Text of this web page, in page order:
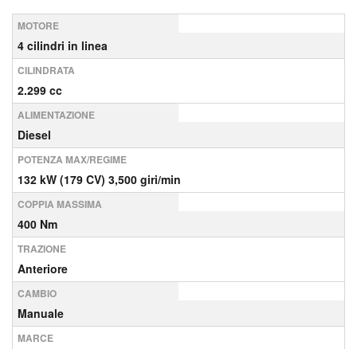
MOTORE
4 cilindri in linea
CILINDRATA
2.299 cc
ALIMENTAZIONE
Diesel
POTENZA MAX/REGIME
132 kW (179 CV) 3,500 giri/min
COPPIA MASSIMA
400 Nm
TRAZIONE
Anteriore
CAMBIO
Manuale
MARCE